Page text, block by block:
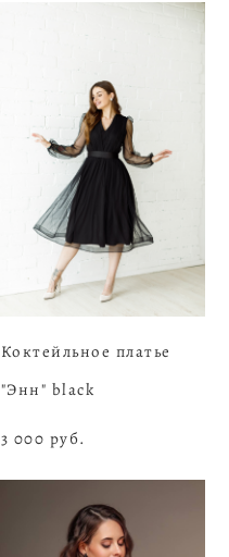
Коктейльное платье
"Энн" black
3 000 pуб.